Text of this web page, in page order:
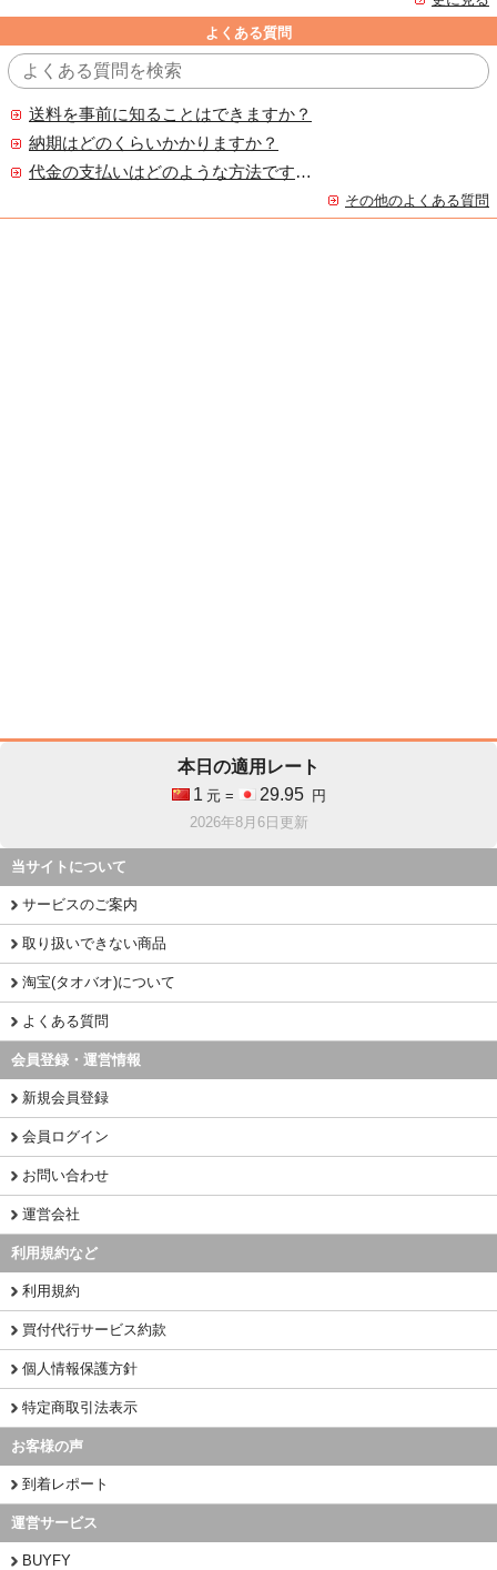
よくある質問
送料を事前に知ることはできますか？
納期はどのくらいかかりますか？
代金の支払いはどのような方法ですか？
その他のよくある質問
本日の適用レート
1 元 = 29.95
円
2026年8月6日更新
当サイトについて
サービスのご案内
取り扱いできない商品
淘宝(タオバオ)について
よくある質問
会員登録・運営情報
新規会員登録
会員ログイン
お問い合わせ
運営会社
利用規約など
利用規約
買付代行サービス約款
個人情報保護方針
特定商取引法表示
お客様の声
到着レポート
運営サービス
BUYFY